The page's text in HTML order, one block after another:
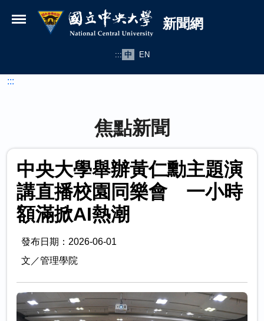
國立中央大學新聞網
新聞網
::: 中 EN
:::
焦點新聞
中央大學舉辦黃仁勳主題演
講直播校園同樂會 一小時
額滿掀AI熱潮
發布日期：2026-06-01
文／管理學院